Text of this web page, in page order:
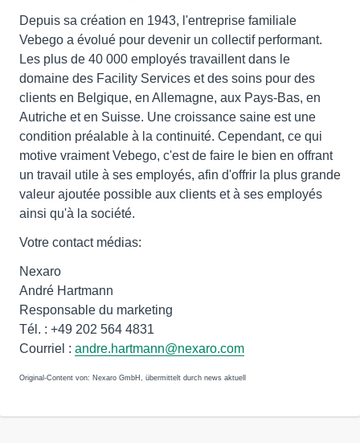
Depuis sa création en 1943, l'entreprise familiale
Vebego a évolué pour devenir un collectif performant.
Les plus de 40 000 employés travaillent dans le
domaine des Facility Services et des soins pour des
clients en Belgique, en Allemagne, aux Pays-Bas, en
Autriche et en Suisse. Une croissance saine est une
condition préalable à la continuité. Cependant, ce qui
motive vraiment Vebego, c'est de faire le bien en offrant
un travail utile à ses employés, afin d'offrir la plus grande
valeur ajoutée possible aux clients et à ses employés
ainsi qu'à la société.
Votre contact médias:
Nexaro
André Hartmann
Responsable du marketing
Tél. : +49 202 564 4831
Courriel : andre.hartmann@nexaro.com
Original-Content von: Nexaro GmbH, übermittelt durch news aktuell